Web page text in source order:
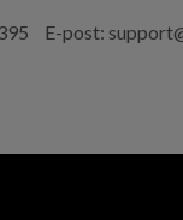
E-post: